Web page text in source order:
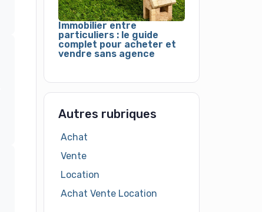
Immobilier entre
particuliers : le guide
complet pour acheter et
vendre sans agence
Autres rubriques
Achat
Vente
Location
Achat Vente Location